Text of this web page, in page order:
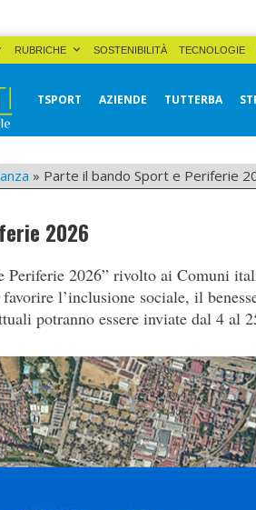
RUBRICHE SOSTENIBILITÀ TECNOLOGIE
TSPORT AZIENDE TUTTERBA
» Parte il bando Sport e Periferie
2026
Periferie 2026” rivolto ai Comuni
l’inclusione sociale, il
potranno essere inviate dal 4 al